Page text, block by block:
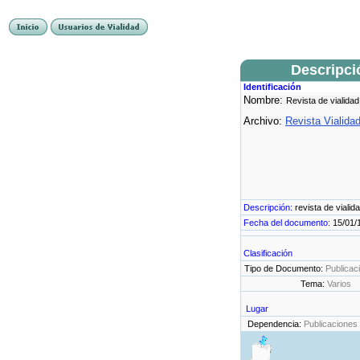
Identificación
Nombre: Revista de
Archivo: Revista
Descripción: revista de
Fecha del documento: 15/01/
Clasificación
Tipo de Documento:
Tema: Varios
Lugar
Dependencia: Publicaciones